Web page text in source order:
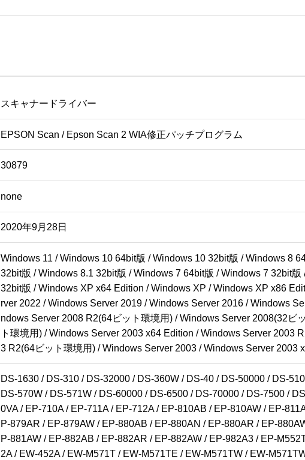
スキャナードライバー
EPSON Scan / Epson Scan 2 WIA修正パッチプログラム
30879
none
2020年9月28日
Windows 11 / Windows 10 64bit版 / Windows 10 32bit版 / Windows 8
32bit版 / Windows 8.1 32bit版 / Windows 7 64bit版 / Windows 7 32bit
32bit版 / Windows XP x64 Edition / Windows XP / Windows XP x86
rver 2022 / Windows Server 2019 / Windows Server 2016 / Windows
ndows Server 2008 R2(64ビット環境用) / Windows Server 2008(32ビ
ト環境用) / Windows Server 2003 x64 Edition / Windows Server 2003
3 R2(64ビット環境用) / Windows Server 2003 / Windows Server 2003
DS-1630 / DS-310 / DS-32000 / DS-360W / DS-40 / DS-50000 / DS-
DS-570W / DS-571W / DS-60000 / DS-6500 / DS-70000 / DS-7500 /
0VA / EP-710A / EP-711A / EP-712A / EP-810AB / EP-810AW / EP-
P-879AR / EP-879AW / EP-880AB / EP-880AN / EP-880AR / EP-
P-881AW / EP-882AB / EP-882AR / EP-882AW / EP-982A3 / EP-
2A / EW-452A / EW-M571T / EW-M571TE / EW-M571TW / EW-